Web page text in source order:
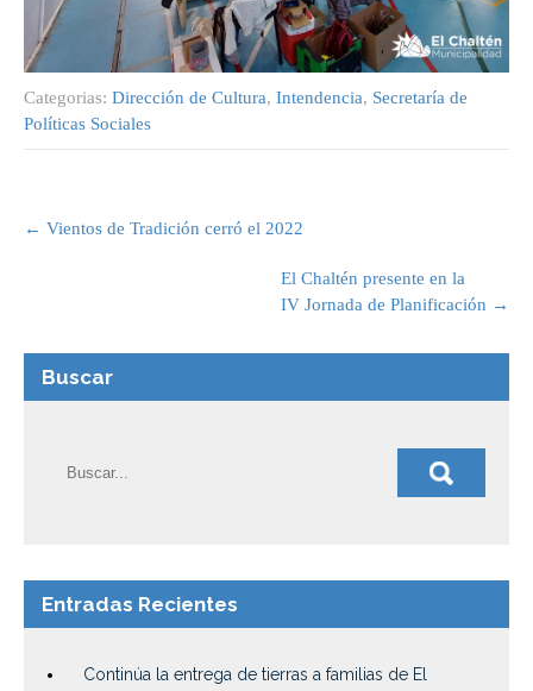
Categorias: Dirección de Cultura, Intendencia, Secretaría de
Políticas Sociales
navigation
← Vientos de Tradición cerró el 2022
El Chaltén presente en la
IV Jornada de Planificación →
Buscar
Entradas Recientes
Continúa la entrega de tierras a familias de El